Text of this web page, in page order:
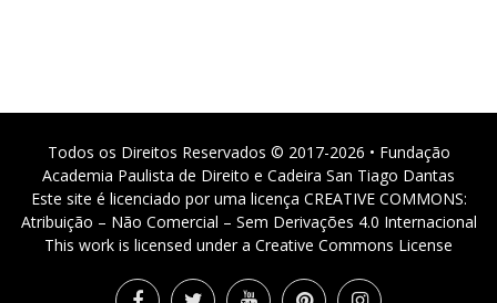
Todos os Direitos Reservados © 2017-2026 • Fundação
Academia Paulista de Direito e Cadeira San Tiago Dantas
Este site é licenciado por uma licença CREATIVE COMMONS:
Atribuição – Não Comercial – Sem Derivações 4.0 Internacional
This work is licensed under a Creative Commons License